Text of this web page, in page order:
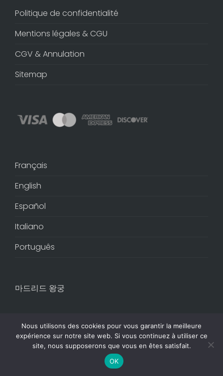
Politique de confidentialité
Mentions légales & CGU
CGV & Annulation
Sitemap
Français
English
Español
Italiano
Português
마드리드 왕궁
© 2024 Madrid Discovery
Nous utilisons des cookies pour vous garantir la meilleure
expérience sur notre site web. Si vous continuez à utiliser ce
site, nous supposerons que vous en êtes satisfait.
OK